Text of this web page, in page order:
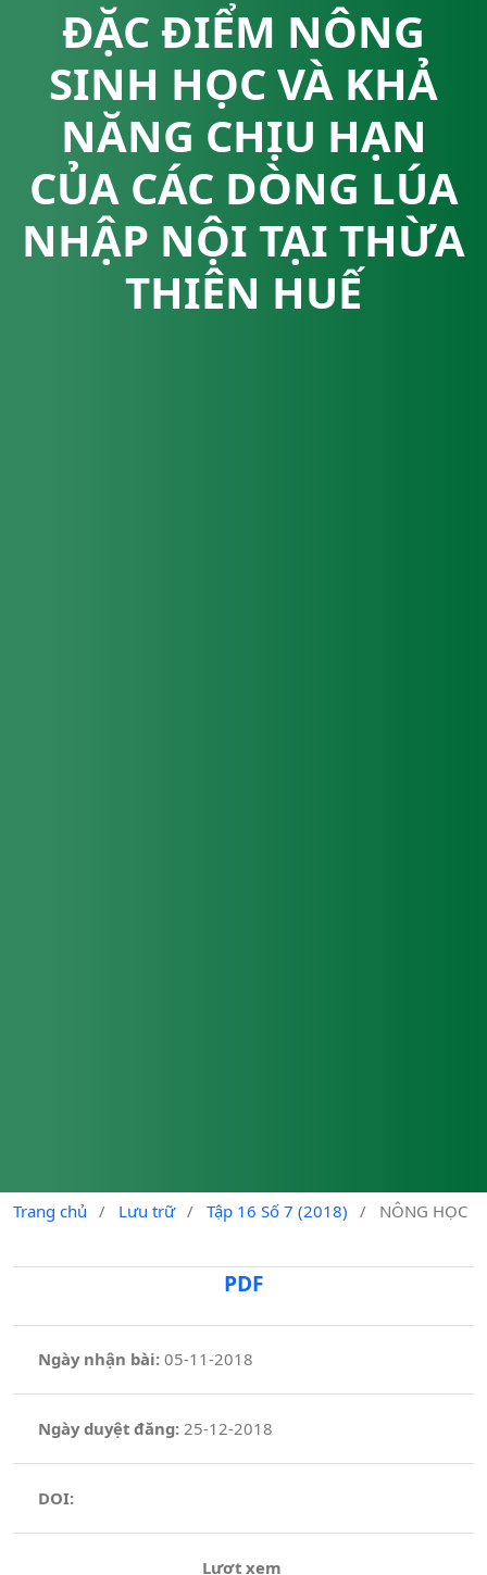
ĐẶC ĐIỂM NÔNG
SINH HỌC VÀ KHẢ
NĂNG CHỊU HẠN
CỦA CÁC DÒNG LÚA
NHẬP NỘI TẠI THỪA
THIÊN HUẾ
Trang chủ / Lưu trữ / Tập 16 Số 7 (2018) / NÔNG HỌC
PDF
Ngày nhận bài: 05-11-2018
Ngày duyệt đăng:25-12-2018
DOI:
Lượt xem